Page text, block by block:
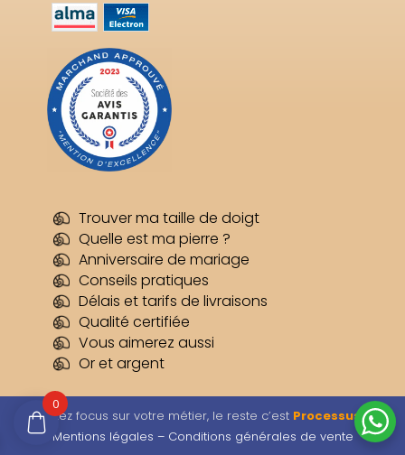
Trouver ma taille de doigt
Quelle est ma pierre ?
Anniversaire de mariage
Conseils pratiques
Délais et tarifs de livraisons
Qualité certifiée
Vous aimerez aussi
Or et argent
Restez focus sur votre métier, le reste c’est Processus–
Mentions légales – Conditions générales de vente
0